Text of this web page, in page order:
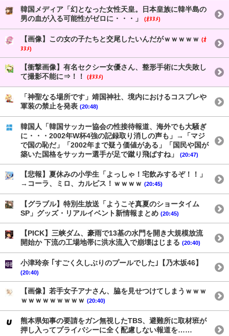
韓国メディア「幻となった女性天皇。日本皇族に韓半島の
男の血が入る可能性がゼロに・・・」
(ｵﾇﾇﾒ)
【画像】この女の子たちと交尾したいんだがｗｗｗｗｗ (ｵ
ﾇﾇﾒ)
【衝撃画像】有名セクシー女優さん、整形手術に大失敗し
て撮影不能に⇒！！
(ｵﾇﾇﾒ)
「神聖なる場所です」靖国神社、境内におけるコスプレや
軍装の禁止を発表 (20:48)
韓国人「韓国サッカー協会の性接待報道、海外でも大騒ぎ
に・・・2002年W杯4強の記録取り消しの声も」→「マジ
で国の恥だ」「2002年まで疑う価値がある」「国民や国が
築いた国格をサッカー選手が足で蹴り飛ばすね」
(20:47)
【悲報】夏休みの小学生「よっしゃ！宅飲みするぞ！！」
→コーラ、ミロ、カルピス！ｗｗｗｗ (20:45)
【グラブル】特別生放送「ようこそ真夏のショータイム
SP」グッズ・リアルイベント新情報まとめ (20:45)
【PICK】三峡ダム、豪雨で13基の水門を開き大規模放流
開始か 下流の工場地帯に洪水流入で崩壊はじまる (20:40)
小津玲奈 ｢すごく久しぶりのプールでした｣【乃木坂46】
(20:40)
【画像】若手女子アナさん、脇を見せつけてしまうｗｗｗ
ｗｗｗｗｗｗｗｗｗ (20:40)
熊本県知事の要請をガン無視したTBS、避難所に取材班が
押し入ってプライバシーに全く配慮しない報道を……